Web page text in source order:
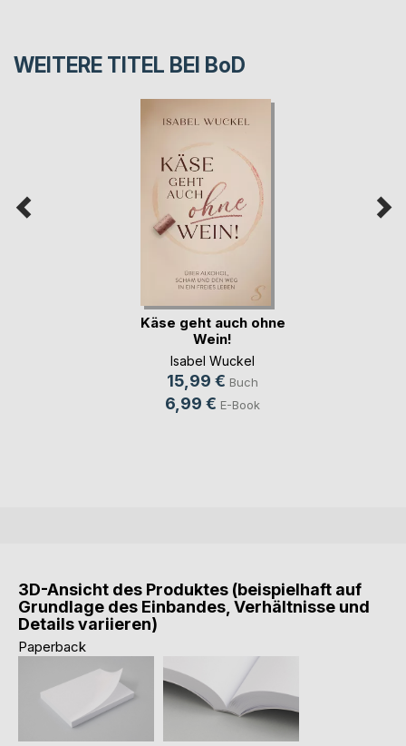
WEITERE TITEL BEI BoD
Käse geht auch ohne
Wein!
Isabel Wuckel
15,99 € Buch
6,99 € E-Book
3D-Ansicht des Produktes (beispielhaft auf
Grundlage des Einbandes, Verhältnisse und
Details variieren)
Paperback